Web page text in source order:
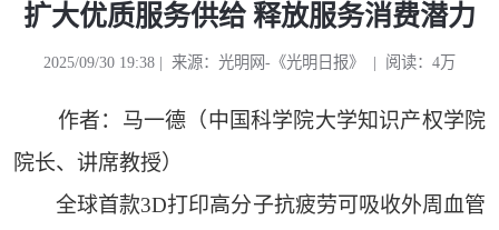
扩大优质服务供给 释放服务消费潜力
2025/09/30 19:38 | 来源：光明网-《光明日报》 | 阅读：4万
作者：马一德（中国科学院大学知识产权学院
院长、讲席教授）
全球首款3D打印高分子抗疲劳可吸收外周血管